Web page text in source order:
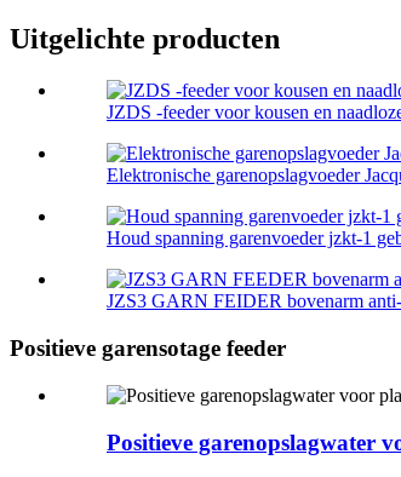
Uitgelichte producten
JZDS -feeder voor kousen en
Elektronische garenopslagvoeder
Houd spanning garenvoeder jzkt-1
JZS3 GARN FEIDER bovenarm
Positieve garensotage feeder
Positieve garenopslagwater